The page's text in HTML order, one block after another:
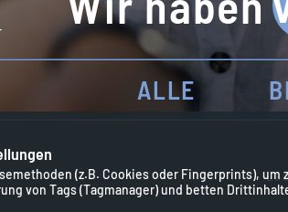
ALLE
(z.B. Cookies oder Fingerprints),
von Tags (Tagmanager) und betten